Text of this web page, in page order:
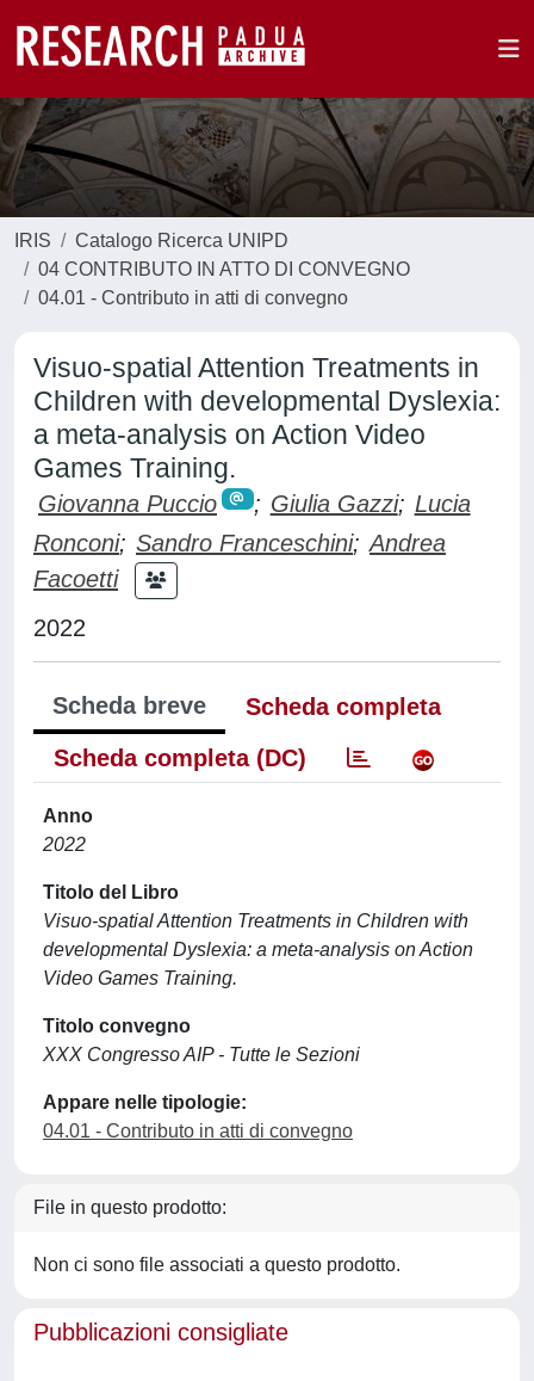
IRIS
Catalogo Ricerca UNIPD
04 CONTRIBUTO IN ATTO DI CONVEGNO
04.01 - Contributo in atti di convegno
Visuo-spatial Attention Treatments in
Children with developmental Dyslexia:
a meta-analysis on Action Video
Games Training.
Giovanna Puccio ; Giulia Gazzi; Lucia
Ronconi; Sandro Franceschini; Andrea
Facoetti
2022
Scheda breve
Scheda completa
Scheda completa (DC)
Anno
2022
Titolo del Libro
Visuo-spatial Attention Treatments in Children with
developmental Dyslexia: a meta-analysis on Action
Video Games Training.
Titolo convegno
XXX Congresso AIP - Tutte le Sezioni
Appare nelle tipologie:
04.01 - Contributo in atti di convegno
File in questo prodotto:
Non ci sono file associati a questo prodotto.
Pubblicazioni consigliate